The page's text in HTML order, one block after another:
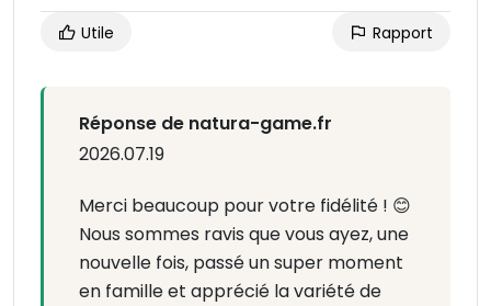
Utile Rapport
Réponse de natura-game.fr
2026.07.19
Merci beaucoup pour votre fidélité ! 😊
Nous sommes ravis que vous ayez, une
nouvelle fois, passé un super moment
en famille et apprécié la variété de